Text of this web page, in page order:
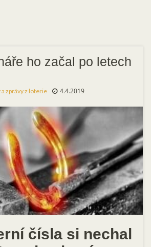
ho začal po letech
zprávy z loterie 4.4.2019
čísla si nechal